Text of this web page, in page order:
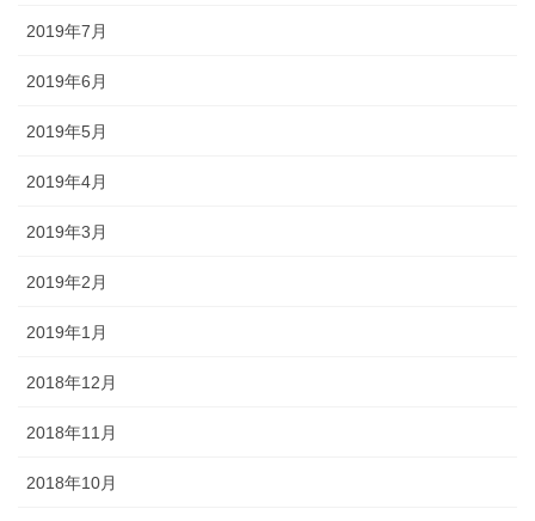
2019年7月
2019年6月
2019年5月
2019年4月
2019年3月
2019年2月
2019年1月
2018年12月
2018年11月
2018年10月